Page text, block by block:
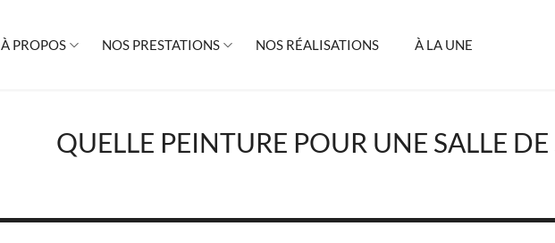
À PROPOS NOS PRESTATIONS NOS RÉALISATIONS À LA UNE
QUELLE PEINTURE POUR UNE SALLE DE